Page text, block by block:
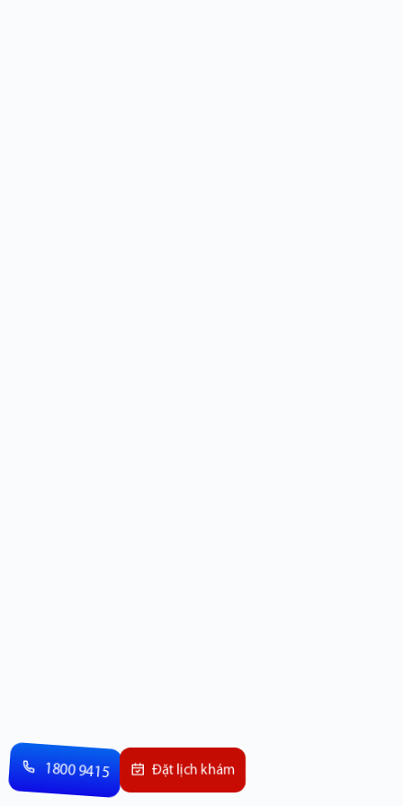
1800 9415 Đặt lịch khám